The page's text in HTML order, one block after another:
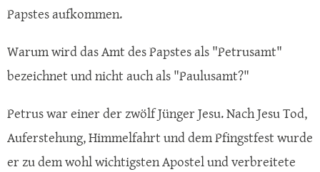
Papstes aufkommen.
Warum wird das Amt des Papstes als "Petrusamt"
bezeichnet und nicht auch als "Paulusamt?"
Petrus war einer der zwölf Jünger Jesu. Nach Jesu Tod,
Auferstehung, Himmelfahrt und dem Pfingstfest wurde
er zu dem wohl wichtigsten Apostel und verbreitete